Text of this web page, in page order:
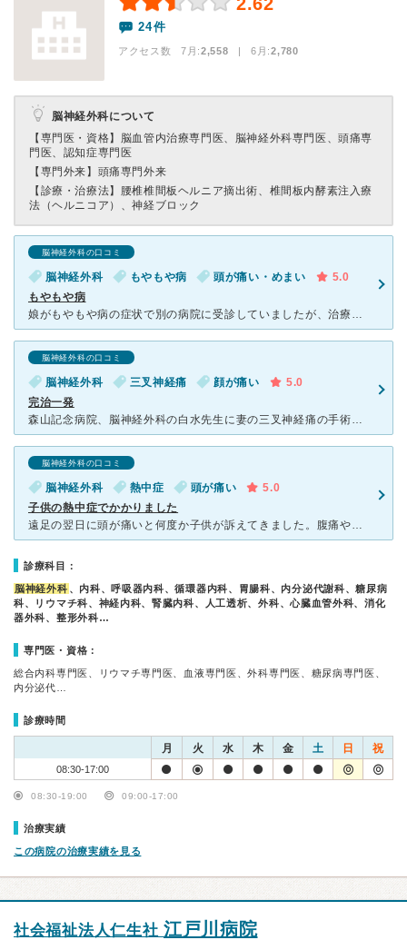
24件
アクセス数 7月:2,558 | 6月:2,780
脳神経外科について
【専門医・資格】 脳血管内治療専門医、脳神経外科専門医、頭痛専
門医、認知症専門医
【専門外来】 頭痛専門外来
【診療・治療法】
腰椎椎間板ヘルニア摘出術、椎間板内酵素注入療
法（ヘルニコア）、神経ブロック
脳神経外科の口コミ
脳神経外科 もやもや病 頭が痛い・めまい
5.0
もやもや病
娘がもやもや病の症状で別の病院に受診していましたが、治療が何もできず、絶望しか感じられない中、神にすがる思いで救急で松岡先生に診て頂き手術をして頂きました。 手術してから3ヶ月くらい経ちますが、具合
脳神経外科の口コミ
脳神経外科 三叉神経痛 顔が痛い
5.0
完治一発
森山記念病院、脳神経外科の白水先生に妻の三叉神経痛の手術をして頂きました。 妻は10年間三叉神経痛で苦しんでいましたが遂に右あごが激痛になり、ご飯も話す事も寝る事も出来なくなり、 白水先生に手術し
脳神経外科の口コミ
脳神経外科 熱中症 頭が痛い
5.0
子供の熱中症でかかりました
遠足の翌日に頭が痛いと何度か子供が訴えてきました。腹痛や吐き気もあるようで風邪のひき始めかな？と小児科にかかりましたが喉や耳や異常は無く、対症療法で薬をもらっていましたが、座り込みながら、横になりなが
診療科目：
脳神経外科 、内科、呼吸器内科、循環器内科、胃腸科、内分泌代謝科、糖尿病
科、リウマチ科、神経内科、腎臓内科、人工透析、外科、心臓血管外科、消化
器外科、整形外科…
専門医・資格：
総合内科専門医、リウマチ専門医、血液専門医、外科専門医、糖尿病専門医、
内分泌代…
診療時間
月 火 水 木 金 土 日 祝
08:30-17:00
08:30-19:00 09:00-17:00
治療実績
この病院の治療実績を見る
社会福祉法人仁生社 江戸川病院